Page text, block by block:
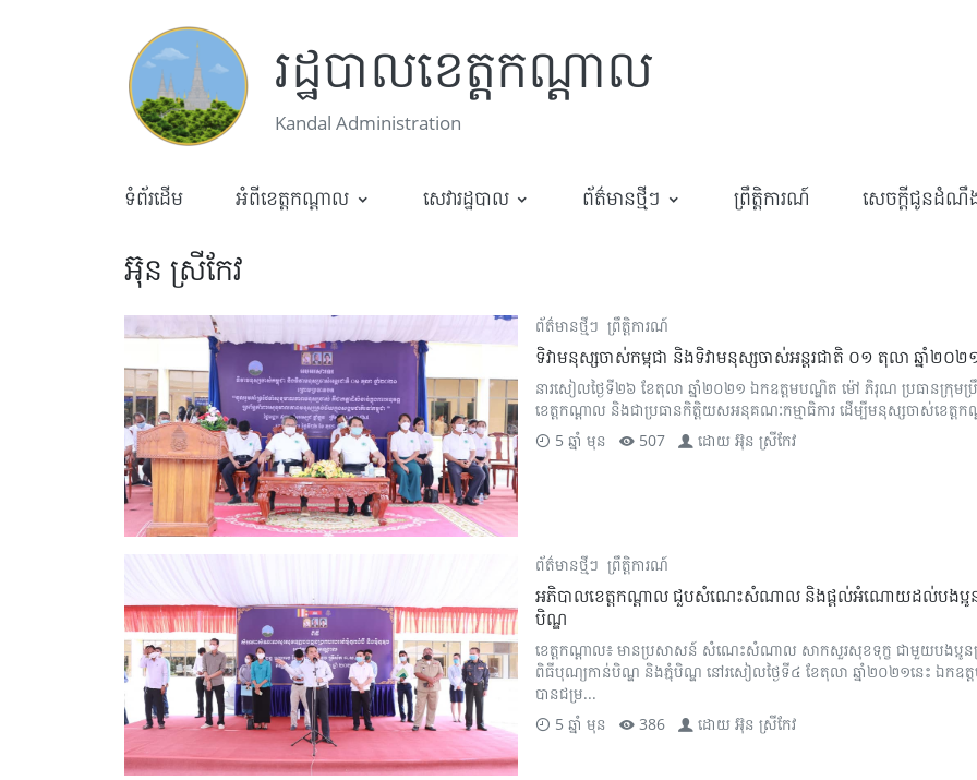
រដ្ឋបាលខេត្តកណ្តាល
Kandal Administration
ទំព័រដើម អំពីខេត្តកណ្តាល សេវារដ្ឋបាល ព័ត៌មានថ្មីៗ ព្រឹត្តិការណ៍ សេចក្តីជូនដំណឹ
អ៊ុន ស្រីកែវ
ព័ត៌មានថ្មីៗ ព្រឹត្តិការណ៍
ទិវាមនុស្សចាស់កម្ពុជា និងទិវាមនុស្សចាស់អន្តរជាតិ ០១ តុលា ឆ្នាំ២០២
នារសៀលថ្ងៃទី២៦ ខែតុលា ឆ្នាំ២០២១ ឯកឧត្ដមបណ្ឌិត ម៉ៅ ភិរុណ ប្រធានក្រុ
ខេត្តកណ្តាល និងជាប្រធានកិត្តិយសអនុគណៈកម្មាធិការ ដើម្បីមនុស្សចាស់ខេត្ត
5 ឆ្នាំ មុន
507 ដោយអ៊ុន ស្រីកែវ
ព័ត៌មានថ្មីៗ ព្រឹត្តិការណ៍
អភិបាលខេត្តកណ្តាល ជួបសំណេះសំណាល និងផ្តល់អំណោយដល់បងប្អូនប្
បិណ្ឌ
ខេត្តកណ្តាល៖ មានប្រសាសន៍ សំណេះសំណាល សាកសួរសុខទុក្ខ ជាមួយបងប្អូ
ពិធីបុណ្យកាន់បិណ្ឌ និងភ្ជុំបិណ្ឌ នៅរសៀលថ្ងៃទី៤ ខែតុលា ឆ្នាំ២០២១នេះ ឯក
បានជម្រ...
5 ឆ្នាំ មុន
386 ដោយអ៊ុន ស្រីកែវ